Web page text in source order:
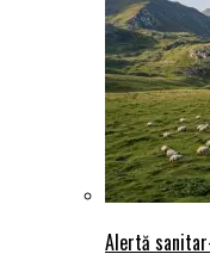
Alertă